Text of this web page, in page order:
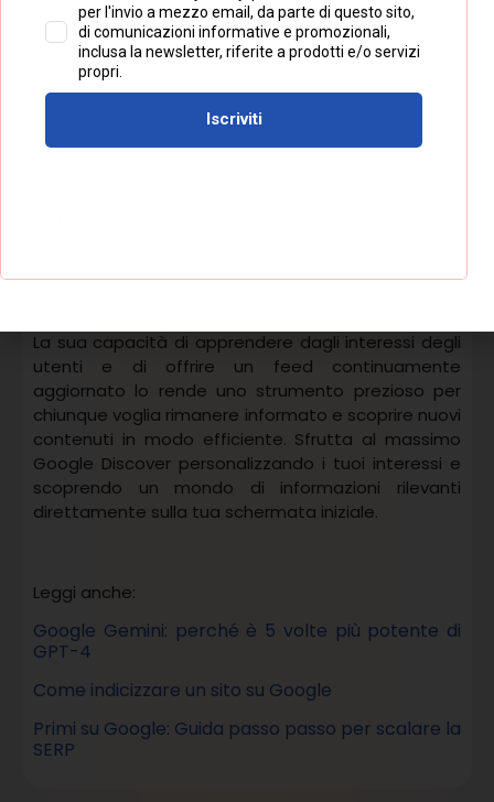
In sintesi,Google Discoversi erge come un
ecosistema completoche offre funzionalità
avanzate agli utenti desiderosi di personalizzare la
propria esperienza online. Attraverso l’app, la
La sua capacità di apprendere dagli interessi degli
utenti e di offrire un feed continuamente
aggiornato lo rende uno strumento prezioso per
chiunque voglia rimanere informato e scoprire nuovi
contenuti in modo efficiente. Sfrutta al massimo
Google Discover personalizzando i tuoi interessi e
scoprendo un mondo di informazioni rilevanti
direttamente sulla tua schermata iniziale.
Leggi anche:
Google Gemini: perché è 5 volte più potente di
GPT-4
Come indicizzare un sito su Google
Primi su Google: Guida passo passo per scalare la
SERP